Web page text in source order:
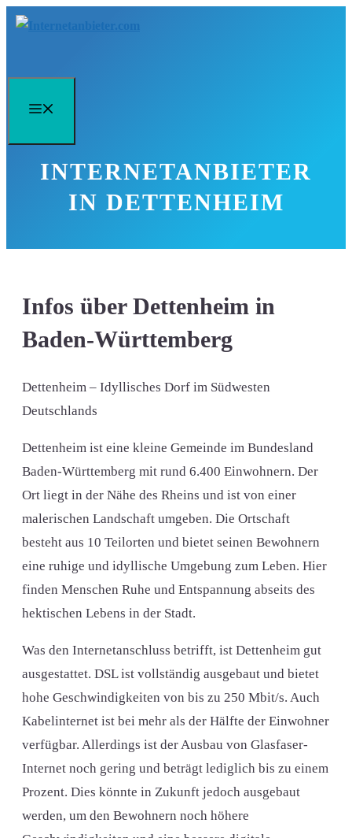
Zum
INTERNETANBIETER
IN DETTENHEIM
Infos über Dettenheim in
Baden-Württemberg
Dettenheim – Idyllisches Dorf im Südwesten
Deutschlands
Dettenheim ist eine kleine Gemeinde im Bundesland
Baden-Württemberg mit rund 6.400 Einwohnern. Der
Ort liegt in der Nähe des Rheins und ist von einer
malerischen Landschaft umgeben. Die Ortschaft
besteht aus 10 Teilorten und bietet seinen Bewohnern
eine ruhige und idyllische Umgebung zum Leben. Hier
finden Menschen Ruhe und Entspannung abseits des
hektischen Lebens in der Stadt.
Was den Internetanschluss betrifft, ist Dettenheim gut
ausgestattet. DSL ist vollständig ausgebaut und bietet
hohe Geschwindigkeiten von bis zu 250 Mbit/s. Auch
Kabelinternet ist bei mehr als der Hälfte der Einwohner
verfügbar. Allerdings ist der Ausbau von Glasfaser-
Internet noch gering und beträgt lediglich bis zu einem
Prozent. Dies könnte in Zukunft jedoch ausgebaut
werden, um den Bewohnern noch höhere